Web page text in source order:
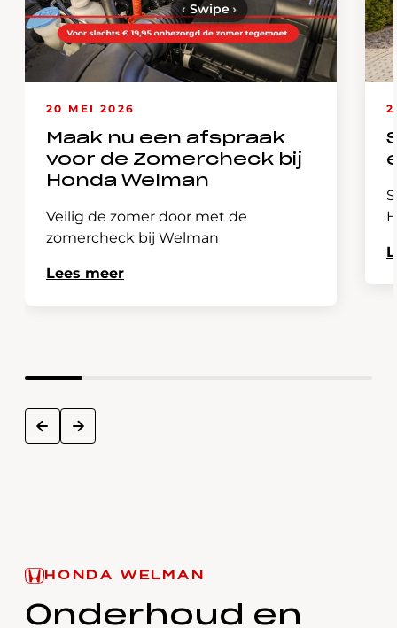
20 MEI 2026
Maak nu een afspraak
voor de Zomercheck bij
Honda Welman
Veilig de zomer door met de
zomercheck bij Welman
Lees meer
prev next
‹ Swipe›
HONDA WELMAN
Onderhoud en